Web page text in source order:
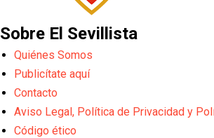
Sobre El Sevillista
Quiénes Somos
Publicítate aquí
Contacto
Aviso Legal, Política de Privacidad y
Código ético